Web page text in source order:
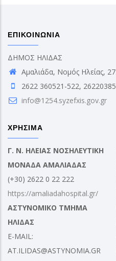
ΕΠΙΚΟΙΝΩΝΙΑ
ΔΗΜΟΣ ΗΛΙΔΑΣ
Αμαλιάδα, Νομός Ηλείας,
2622 360521-522,
info@1254.syzefxis.gov.gr
ΧΡΗΣΙΜΑ
Γ. Ν. ΗΛΕΙΑΣ ΝΟΣΗΛΕΥΤΙΚΗ
ΜΟΝΑΔΑ ΑΜΑΛΙΑΔΑΣ
(+30) 2622 0 22 222
https://amaliadahospital.gr/
ΑΣΤΥΝΟΜΙΚΟ ΤΜΗΜΑ
ΗΛΙΔΑΣ
E-MAIL:
AT.ILIDAS@ASTYNOMIA.GR